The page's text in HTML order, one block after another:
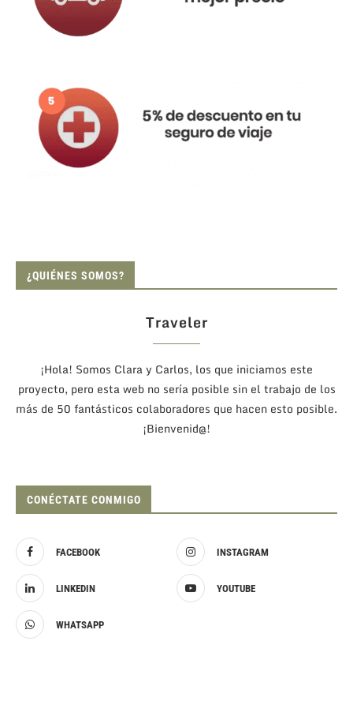
¿QUIÉNES SOMOS?
Traveler
¡Hola! Somos Clara y Carlos, los que iniciamos este
proyecto, pero esta web no sería posible sin el trabajo de los
más de 50 fantásticos colaboradores que hacen esto posible.
¡Bienvenid@!
CONÉCTATE CONMIGO
FACEBOOK INSTAGRAM
LINKEDIN YOUTUBE
WHATSAPP